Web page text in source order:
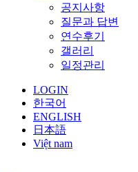
공지사항
질문과 답변
연수후기
갤러리
일정관리
LOGIN
한국어
ENGLISH
日本語
Việt nam